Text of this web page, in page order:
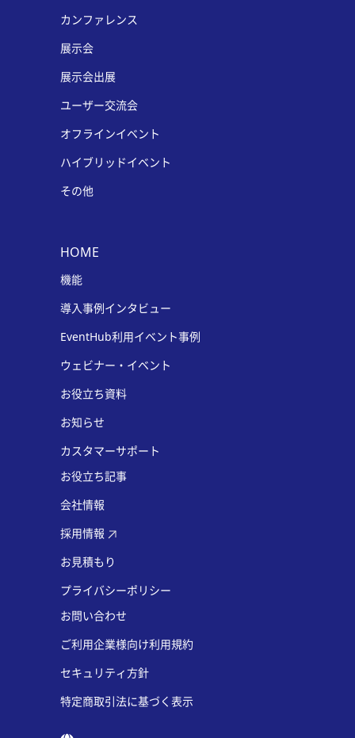
カンファレンス
展示会
展示会出展
ユーザー交流会
オフラインイベント
ハイブリッドイベント
その他
HOME
機能
導入事例インタビュー
EventHub利用イベント事例
ウェビナー・イベント
お役立ち資料
お知らせ
カスタマーサポート
お役立ち記事
会社情報
採用情報
お見積もり
プライバシーポリシー
お問い合わせ
ご利用企業様向け利用規約
セキュリティ方針
特定商取引法に基づく表示